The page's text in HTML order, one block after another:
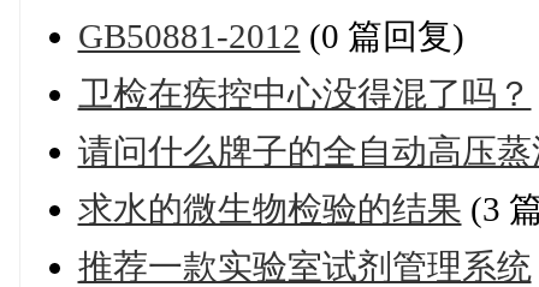
GB50881-2012 (0 篇回复)
卫检在疾控中心没得混了吗？
请问什么牌子的全自动高压
求水的微生物检验的结果 (3
推荐一款实验室试剂管理系统